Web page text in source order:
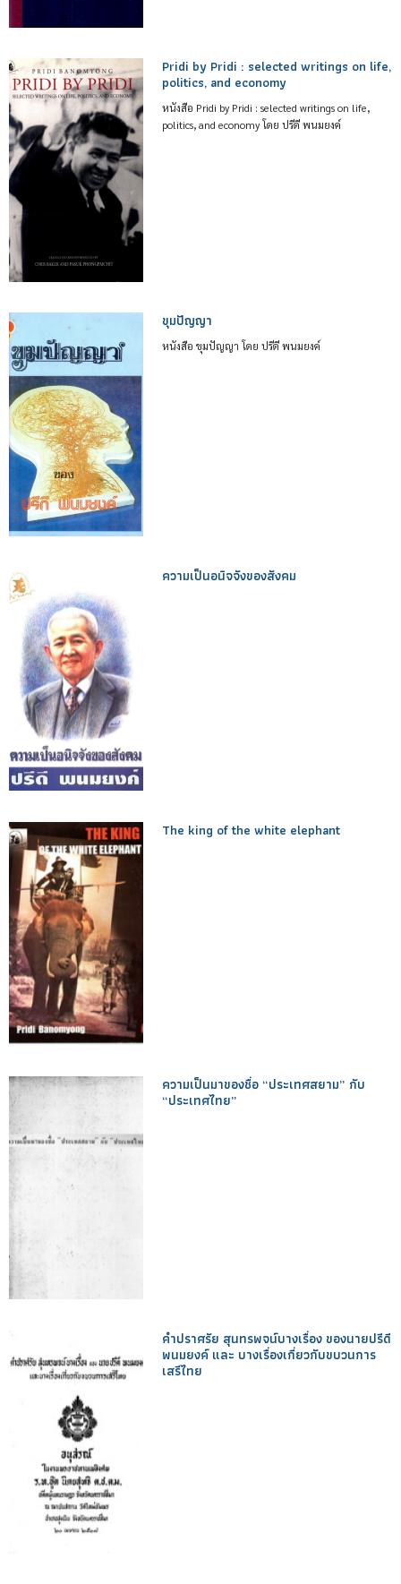
Pridi by Pridi : selected writings on life,
politics, and economy
หนังสือ Pridi by Pridi : selected writings on life,
politics, and economy โดย ปรีดี พนมยงค์
ขุมปัญญา
หนังสือ ขุมปัญญา โดย ปรีดี พนมยงค์
ความเป็นอนิจจังของสังคม
The king of the white elephant
ความเป็นมาของชื่อ “ประเทศสยาม” กับ
“ประเทศไทย”
คำปราศรัย สุนทรพจน์บางเรื่อง ของนายปรีดี
พนมยงค์ และ บางเรื่องเกี่ยวกับขบวนการ
เสรีไทย